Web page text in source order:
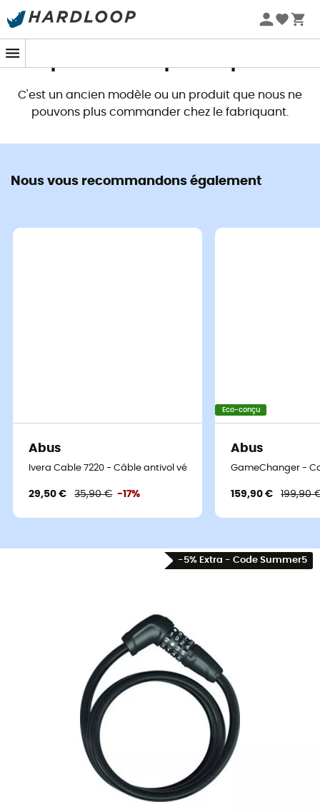
Promos d'été 🔥 -5 % EXTRA dès 2 produits* code Summer5
C'est un ancien modèle ou un produit que nous ne
pouvons plus commander chez le fabriquant.
Nous vous recommandons également
Abus
Ivera Cable 7220 - Câble antivol vélo
29,50 € 35,90 € -17%
Eco-conçu
Abus
GameChanger -
159,90 € 199,90
-5% Extra - Code Summer5